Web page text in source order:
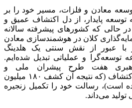
معادن و فلزات، مسیر خود را بر
توسعه پایدار، از دل اکتشاف عمیق و
حالی که کشورهای پیشرفته سالانه
کلان در هوشمندسازی معادن
با عبور از نقش سنتی یک هلدینگ
توسعه‌گرا و عملیاتی تبدیل شده‌ایم.
هفت طرح پیشران ملی و
سرمایه‌گذاری گسترده در اکتشاف (که نتیجه آن کشف ۱۸۰ میلیون
است)، رسالت خود را تکمیل زنجیره
می‌داند.